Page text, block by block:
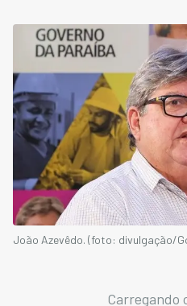
João Azevêdo. (foto: divulgação/
Carregando